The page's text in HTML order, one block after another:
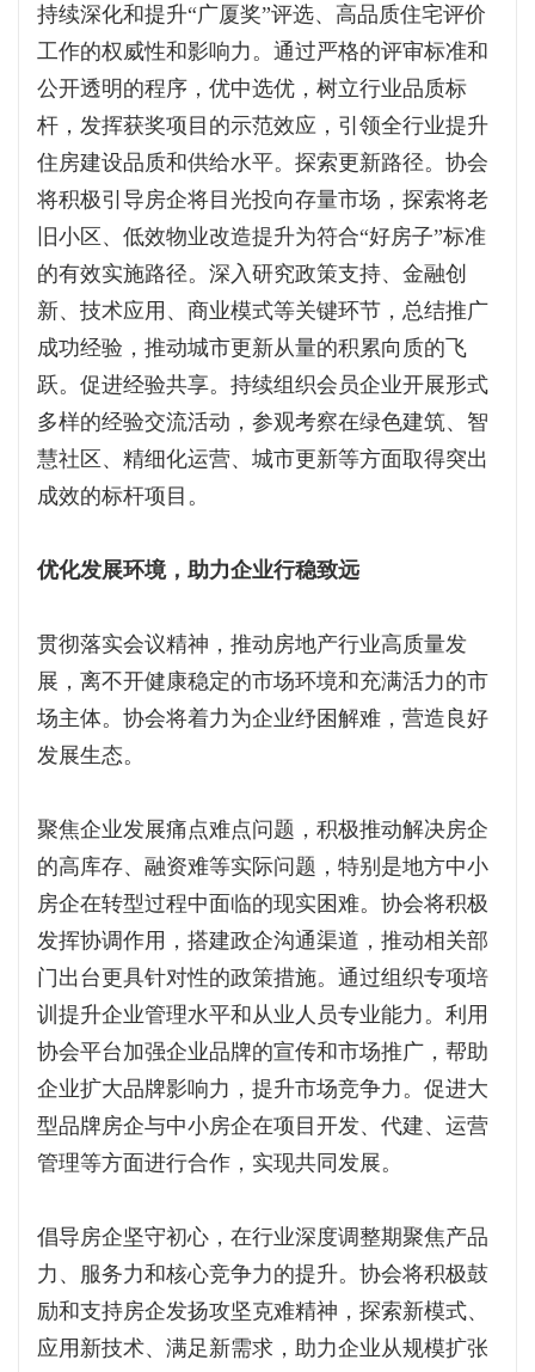
持续深化和提升“广厦奖”评选、高品质住宅评价
工作的权威性和影响力。通过严格的评审标准和
公开透明的程序，优中选优，树立行业品质标
杆，发挥获奖项目的示范效应，引领全行业提升
住房建设品质和供给水平。探索更新路径。协会
将积极引导房企将目光投向存量市场，探索将老
旧小区、低效物业改造提升为符合“好房子”标准
的有效实施路径。深入研究政策支持、金融创
新、技术应用、商业模式等关键环节，总结推广
成功经验，推动城市更新从量的积累向质的飞
跃。促进经验共享。持续组织会员企业开展形式
多样的经验交流活动，参观考察在绿色建筑、智
慧社区、精细化运营、城市更新等方面取得突出
成效的标杆项目。
优化发展环境，助力企业行稳致远
贯彻落实会议精神，推动房地产行业高质量发
展，离不开健康稳定的市场环境和充满活力的市
场主体。协会将着力为企业纾困解难，营造良好
发展生态。
聚焦企业发展痛点难点问题，积极推动解决房企
的高库存、融资难等实际问题，特别是地方中小
房企在转型过程中面临的现实困难。协会将积极
发挥协调作用，搭建政企沟通渠道，推动相关部
门出台更具针对性的政策措施。通过组织专项培
训提升企业管理水平和从业人员专业能力。利用
协会平台加强企业品牌的宣传和市场推广，帮助
企业扩大品牌影响力，提升市场竞争力。促进大
型品牌房企与中小房企在项目开发、代建、运营
管理等方面进行合作，实现共同发展。
倡导房企坚守初心，在行业深度调整期聚焦产品
力、服务力和核心竞争力的提升。协会将积极鼓
励和支持房企发扬攻坚克难精神，探索新模式、
应用新技术、满足新需求，助力企业从规模扩张